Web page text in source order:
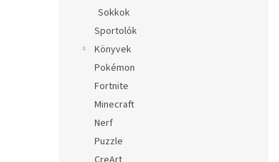
Sokkok
Sportolók
Könyvek
Pokémon
Fortnite
Minecraft
Nerf
Puzzle